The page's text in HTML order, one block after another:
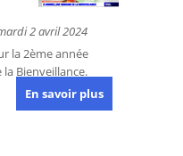
2 avril 2024
la 2ème année
Bienveillance.
En savoir plus